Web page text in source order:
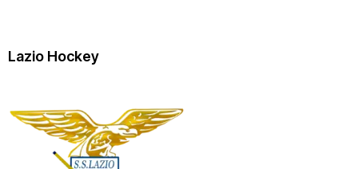
Lazio Hockey